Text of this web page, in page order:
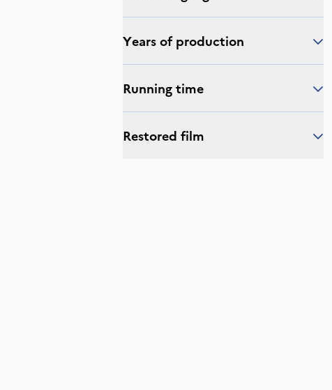
Years of production
Running time
Restored film